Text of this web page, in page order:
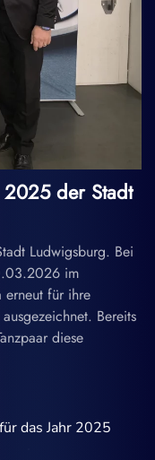
der Stadt
Ludwigsburg. Bei
im
erneut für ihre
Bereits
diese
das Jahr 2025